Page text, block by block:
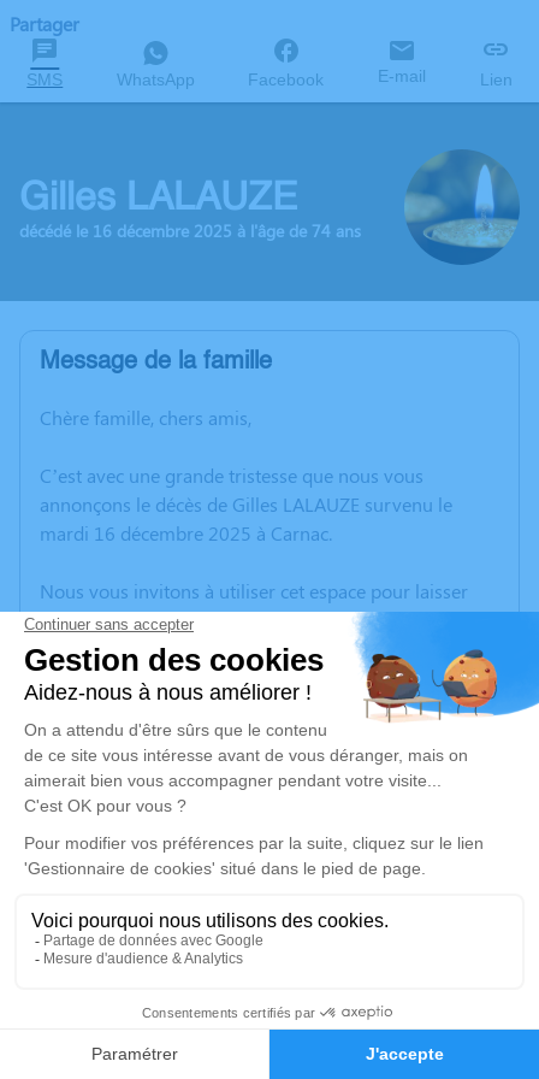
Faire-part Hommages
Partager
SMS WhatsApp Facebook E-mail Lien
Gilles LALAUZE
décédé le 16 décembre 2025 à l'âge de 74 ans
Message de la famille
Chère famille, chers amis,
C’est avec une grande tristesse que nous vous
annonçons le décès de Gilles LALAUZE survenu le
mardi 16 décembre 2025 à Carnac.
Nous vous invitons à utiliser cet espace pour laisser
vos condoléances, partager des photos souvenirs, une
anecdote ou exprimer vos pensées à travers des
poèmes ou des textes. Cet endroit est un lieu
d'expression dédié à honorer la mémoire de Gilles
LALAUZE.
Un service de plantation d’arbre hommage est
disponible ici.
Je rends hommage
Cérémonie religieuse
Église Saint-Cornély de Carnac
Carnac